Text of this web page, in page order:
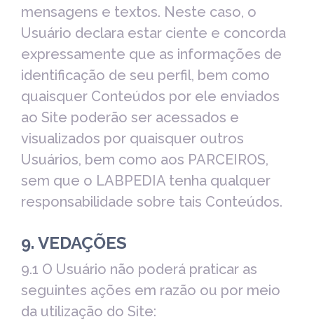
mensagens e textos. Neste caso, o
Usuário declara estar ciente e concorda
expressamente que as informações de
identificação de seu perfil, bem como
quaisquer Conteúdos por ele enviados
ao Site poderão ser acessados e
visualizados por quaisquer outros
Usuários, bem como aos PARCEIROS,
sem que o LABPEDIA tenha qualquer
responsabilidade sobre tais Conteúdos.
9. VEDAÇÕES
9.1 O Usuário não poderá praticar as
seguintes ações em razão ou por meio
da utilização do Site: